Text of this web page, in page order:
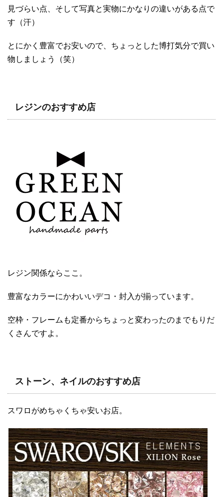
見づらい点、そして写真と実物にかなりの違いがある点で
す（汗）
とにかく豊富でお安いので、ちょっとした博打気分で買い
物しましょう（笑）
レジンのおすすめ店
レジン関係ならここ。
豊富なカラーにかわいいデコ・封入が揃っています。
空枠・フレームも定番からちょっと変わったのまでもりだ
くさんですよ。
ストーン、ネイルのおすすめ店
スワロがめちゃくちゃ安いお店。